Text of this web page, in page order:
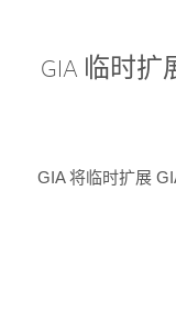
GIA 临时
GIA 将临时扩展